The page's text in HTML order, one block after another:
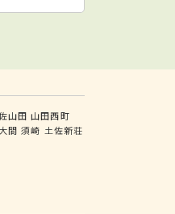
山田 山田西町
大間 須崎 土佐新荘